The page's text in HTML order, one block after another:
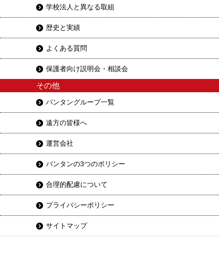
学校法人と異なる取組
歴史と実績
よくある質問
保護者向け説明会・相談会
その他
バンタングループ一覧
遠方の皆様へ
運営会社
バンタンの3つのポリシー
合理的配慮について
プライバシーポリシー
サイトマップ